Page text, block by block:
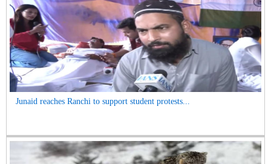
Junaid reaches Ranchi to support student protests...